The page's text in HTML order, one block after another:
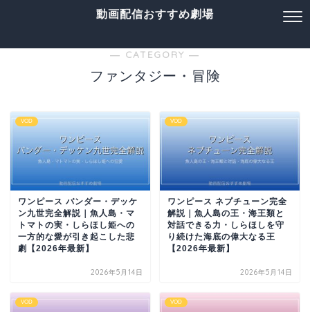
動画配信おすすめ劇場
― CATEGORY ―
ファンタジー・冒険
VOD
ワンピース バンダー・デッケ
ン九世完全解説｜魚人島・マ
トマトの実・しらほし姫への
一方的な愛が引き起こした悲
劇【2026年最新】
2026年5月14日
VOD
ワンピース ネプチューン完全
解説｜魚人島の王・海王類と
対話できる力・しらほしを守
り続けた海底の偉大なる王
【2026年最新】
2026年5月14日
VOD VOD